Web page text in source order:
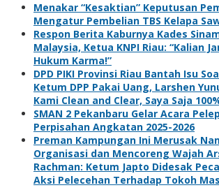
Menakar “Kesaktian” Keputusan
Mengatur Pembelian TBS Kelapa
Respon Berita Kaburnya Kades
Malaysia, Ketua KNPI Riau: “Kalian
Hukum Karma!”
DPD PIKI Provinsi Riau Bantah Isu
Ketum DPP Pakai Uang, Larshen
Kami Clean and Clear, Saya Saja
SMAN 2 Pekanbaru Gelar Acara
Perpisahan Angkatan 2025-2026
Preman Kampungan Ini Merusak
Organisasi dan Mencoreng Wajah
Rachman: Ketum Japto Didesak
Aksi Pelecehan Terhadap Tokoh